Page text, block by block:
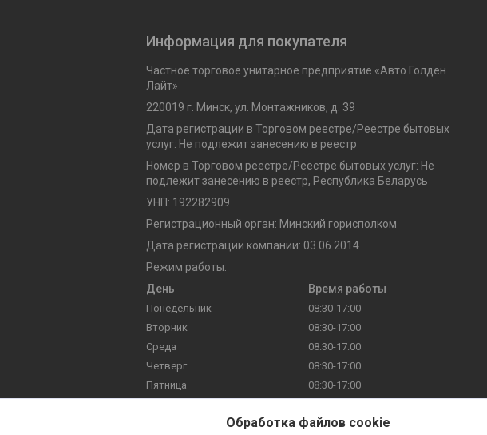
Информация для покупателя
Частное торговое унитарное предприятие «Авто Голден
Лайт»
220019 г. Минск, ул. Монтажников, д. 39
Дата регистрации в Торговом реестре/Реестре бытовых
услуг: Не подлежит занесению в реестр
Номер в Торговом реестре/Реестре бытовых услуг: Не
подлежит занесению в реестр, Республика Беларусь
УНП: 192282909
Регистрационный орган: Минский горисполком
Дата регистрации компании: 03.06.2014
Режим работы:
День
Время работы
Понедельник
08:30-17:00
Вторник
08:30-17:00
Среда
08:30-17:00
Четверг
08:30-17:00
Пятница
08:30-17:00
Выходной
Обработка файлов cookie